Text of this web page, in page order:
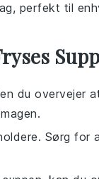
perfekt til
du overvejer
Sørg for